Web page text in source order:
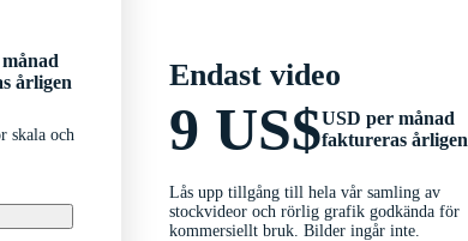
årligen
skala och
Endast video
9 US$USD per månad
faktureras årligen
Lås upp tillgång till hela vår samling av
stockvideor och rörlig grafik godkända för
kommersiellt bruk. Bilder ingår inte.